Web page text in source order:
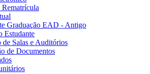
Rematrícula
Graduação EAD - Antigo
Estudante
de Salas e Auditórios
de Documentos